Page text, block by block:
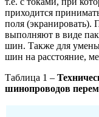
приходится
поля (экранировать).
выполняют в виде
шин. Также для
шин на расстояние,
Таблица 1 –
шинопроводов